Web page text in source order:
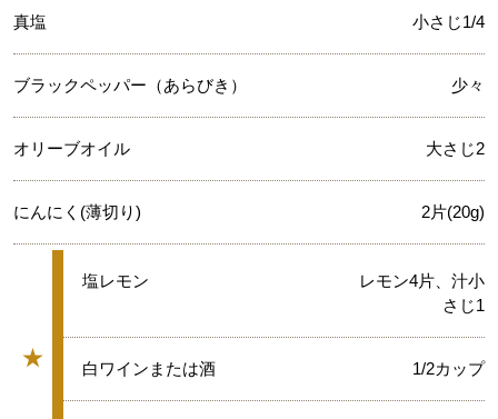
真塩 小さじ1/4
ブラックペッパー（あらびき） 少々
オリーブオイル 大さじ2
にんにく(薄切り) 2片(20g)
★
グループ
★
塩レモン
レモン4片、汁小
さじ1
★
白ワインまたは酒 1/2カップ